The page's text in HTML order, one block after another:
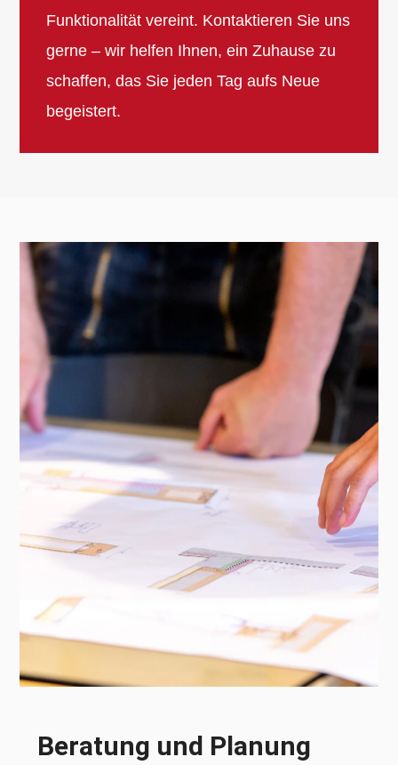
Funktionalität vereint. Kontaktieren Sie uns
gerne – wir helfen Ihnen, ein Zuhause zu
schaffen, das Sie jeden Tag aufs Neue
begeistert.
Beratung und Planung